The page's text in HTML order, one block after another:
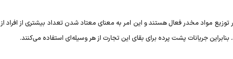
16 هزار معتاد جمع‌آوری شده در توزیع مواد مخدر فعال هستند و این امر به معنای معتاد شدن تعداد بیشتری از افراد از
جریانات پشت پرده برای بقای این تجارت از هر وسیله‌ای استفاده می‌کنند.